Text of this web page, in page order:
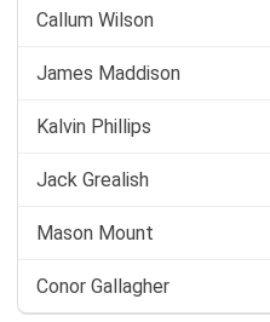
Callum Wilson
James Maddison
Kalvin Phillips
Jack Grealish
Mason Mount
Conor Gallagher